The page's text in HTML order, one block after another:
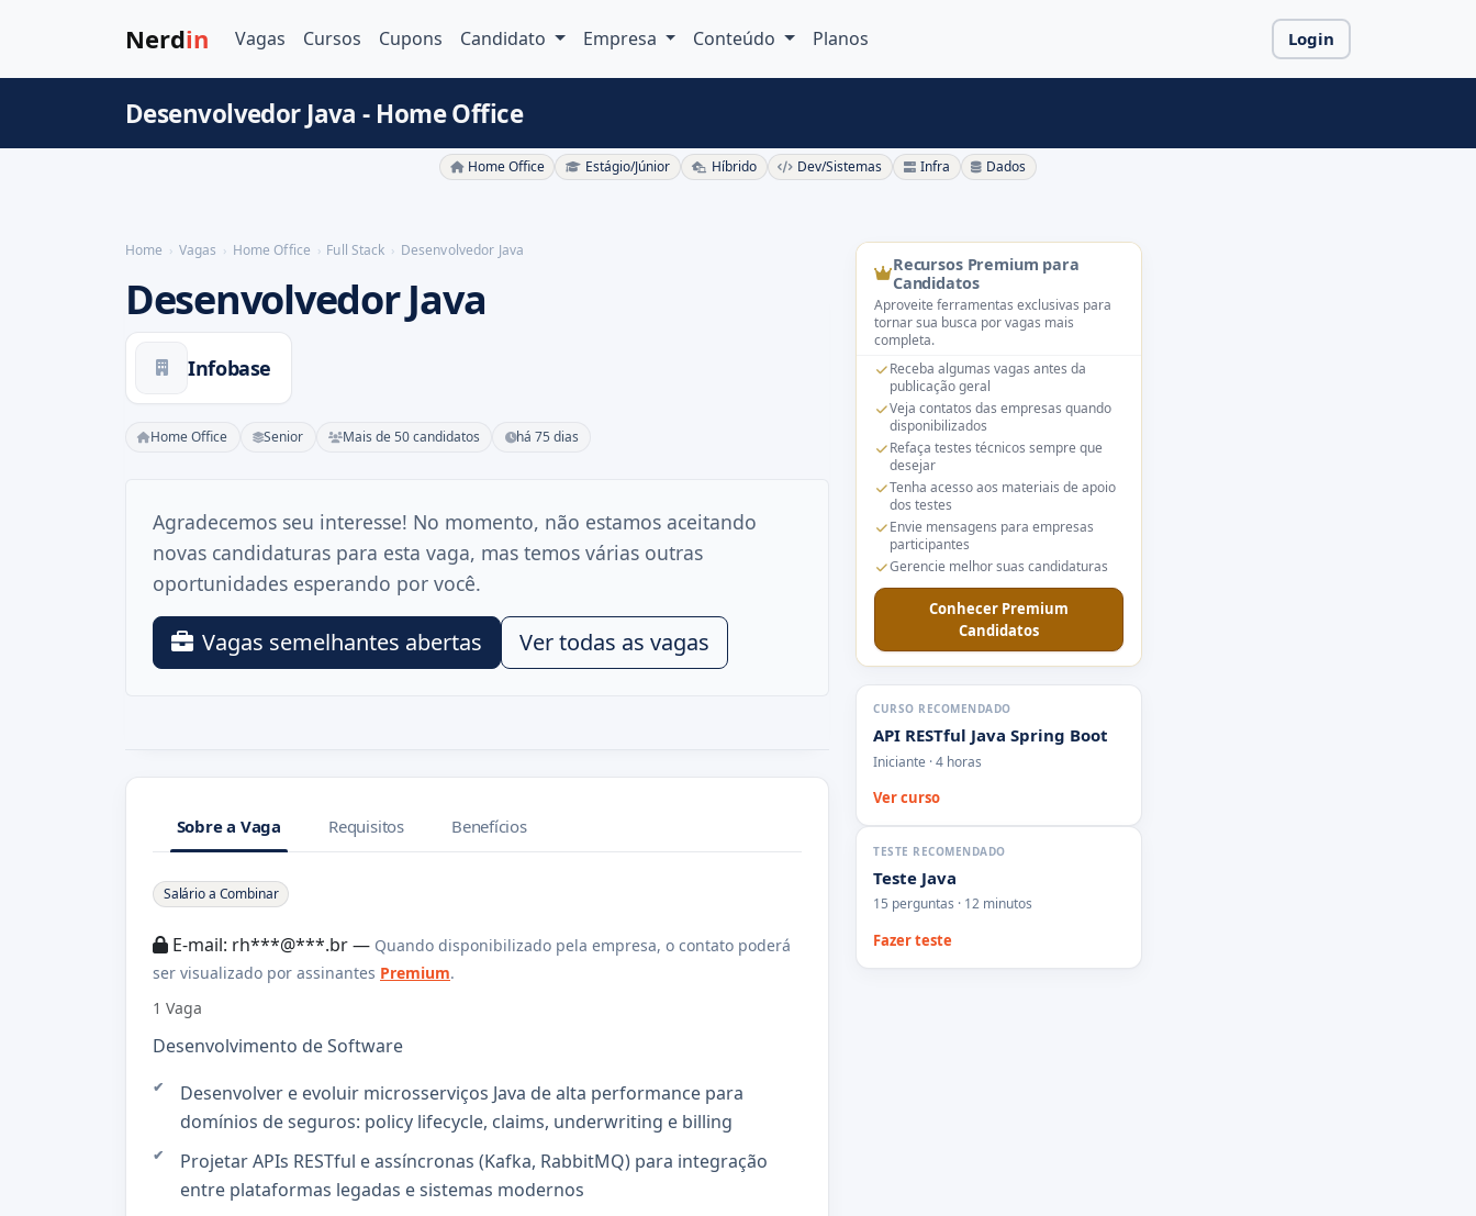
Nerdin Vagas Cursos Cupons Candidato Empresa Conteúdo Planos Login
Desenvolvedor Java - Home Office
Home Office Estágio/Júnior Híbrido Dev/Sistemas Infra Dados
Home Vagas Home Office Full Stack Desenvolvedor Java
Desenvolvedor Java
Infobase
Home Office Senior Mais de 50 candidatos há 75 dias
Agradecemos seu interesse! No momento, não estamos aceitando
novas candidaturas para esta vaga, mas temos várias outras
oportunidades esperando por você.
Vagas semelhantes abertas Ver todas as vagas
Sobre a Vaga Requisitos Benefícios
Sobre a Vaga
Salário a Combinar
E-mail: rh***@***.br — Quando disponibilizado pela empresa, o contato poderá
ser visualizado por assinantes Premium.
1 Vaga
Desenvolvimento de Software
Desenvolver e evoluir microsserviços Java de alta performance para
domínios de seguros: policy lifecycle, claims, underwriting e billing
Projetar APIs RESTful e assíncronas (Kafka, RabbitMQ) para integração
entre plataformas legadas e sistemas modernos
Recursos Premium para
Candidatos
Aproveite ferramentas exclusivas para
tornar sua busca por vagas mais
completa.
Receba algumas vagas antes da
publicação geral
Veja contatos das empresas quando
disponibilizados
Refaça testes técnicos sempre que
desejar
Tenha acesso aos materiais de apoio
dos testes
Envie mensagens para empresas
participantes
Gerencie melhor suas candidaturas
Conhecer Premium
Candidatos
CURSO RECOMENDADO
API RESTful Java Spring Boot
Iniciante · 4 horas
Ver curso
TESTE RECOMENDADO
Teste Java
15 perguntas · 12 minutos
Fazer teste